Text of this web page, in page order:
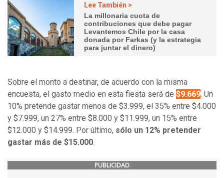
Lee También >
La millonaria cuota de
contribuciones que debe pagar
Levantemos Chile por la casa
donada por Farkas (y la estrategia
para juntar el dinero)
Sobre el monto a destinar, de acuerdo con la misma
encuesta, el gasto medio en esta fiesta será de $9.669. Un
10% pretende gastar menos de $3.999, el 35% entre $4.000
y $7.999, un 27% entre $8.000 y $11.999, un 15% entre
$12.000 y $14.999. Por último, sólo un 12% pretender
gastar más de $15.000.
PUBLICIDAD